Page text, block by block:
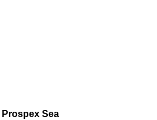
Prospex Sea